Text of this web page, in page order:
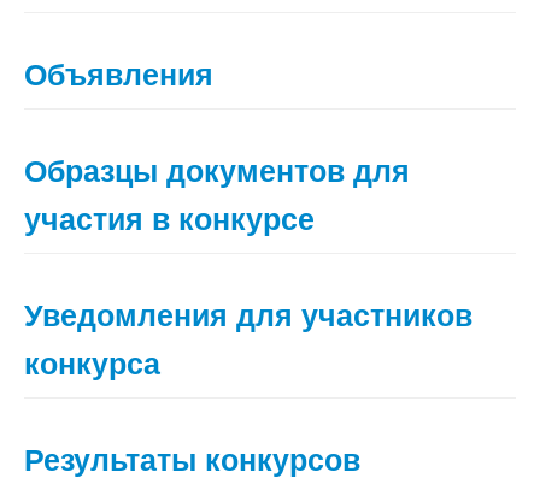
Объявления
Образцы документов для
участия в конкурсе
Уведомления для участников
конкурса
Результаты конкурсов